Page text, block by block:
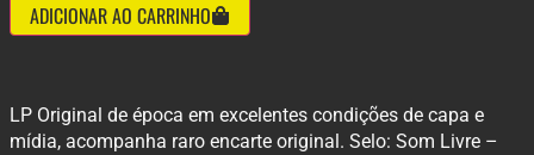
ADICIONAR AO CARRINHO
LP Original de época em excelentes condições de capa e
mídia, acompanha raro encarte original. Selo: Som Livre ‎–